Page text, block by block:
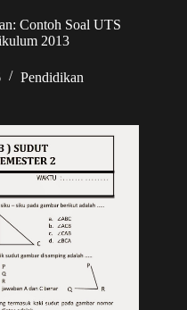
Contoh Soal UTS
2013
Pendidikan